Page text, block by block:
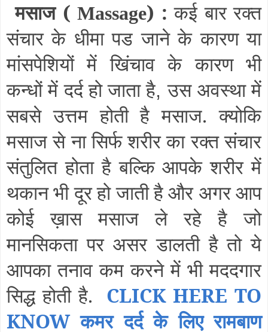
मसाज ( Massage) : कई बार रक्त
संचार के धीमा पड जाने के कारण या
मांसपेशियों में खिंचाव के कारण भी
कन्धों में दर्द हो जाता है,उस अवस्था में
सबसे उत्तम होती है मसाज. क्योकि
मसाज से ना सिर्फ शरीर का रक्त संचार
संतुलित होता है बल्कि आपके शरीर में
थकान भी दूर हो जाती है और अगर आप
कोई ख़ास मसाज ले रहे है जो
मानसिकता पर असर डालती है तो ये
आपका तनाव कम करने में भी मददगार
सिद्ध होती है. CLICK HERE TO
KNOW कमर दर्द के लिए रामबाण